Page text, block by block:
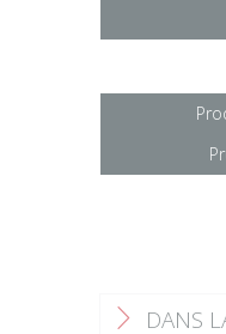
F DANS